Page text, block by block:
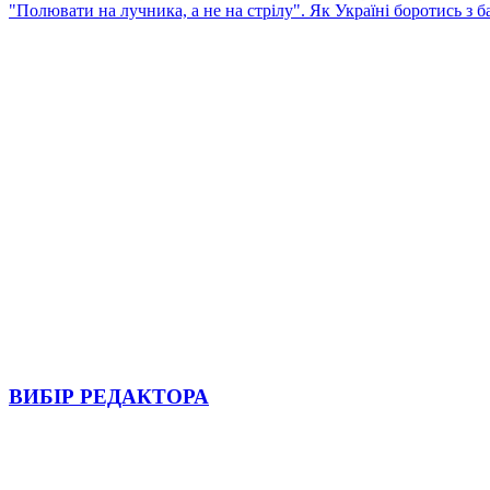
"Полювати на лучника, а не на стрілу". Як Україні боротись з
ВИБІР РЕДАКТОРА